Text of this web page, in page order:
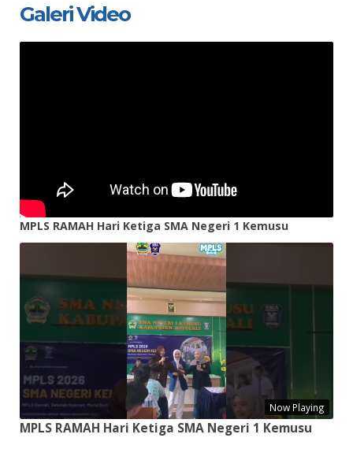
Galeri Video
MPLS RAMAH Hari Ketiga SMA Negeri 1 Kemusu
Now Playing
MPLS RAMAH Hari Ketiga SMA Negeri 1 Kemusu